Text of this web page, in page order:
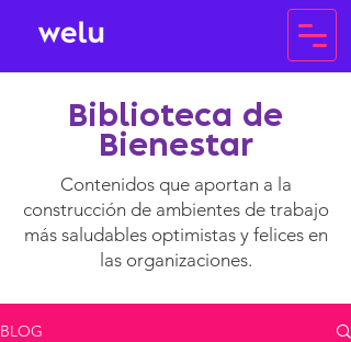
Biblioteca de
Bienestar
Contenidos que aportan a la
construcción de ambientes de trabajo
más saludables optimistas y felices en
las organizaciones.
BLOG